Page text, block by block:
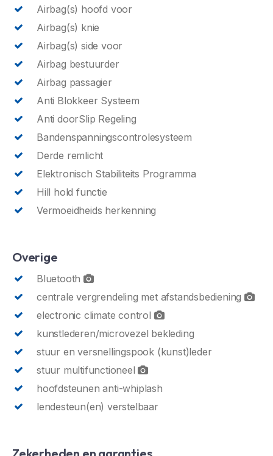
Airbag(s) hoofd voor
Airbag(s) knie
Airbag(s) side voor
Airbag bestuurder
Airbag passagier
Anti Blokkeer Systeem
Anti doorSlip Regeling
Bandenspanningscontrolesysteem
Derde remlicht
Elektronisch Stabiliteits Programma
Hill hold functie
Vermoeidheids herkenning
Overige
Bluetooth
centrale vergrendeling met afstandsbediening
electronic climate control
kunstlederen/microvezel bekleding
stuur en versnellingspook (kunst)leder
stuur multifunctioneel
hoofdsteunen anti-whiplash
lendesteun(en) verstelbaar